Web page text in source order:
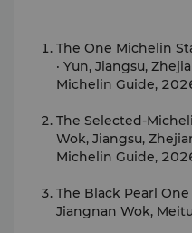
The One Michelin
· Yun, Jiangsu,
Michelin Guide,
The Selected-
Wok, Jiangsu,
Michelin Guide,
The Black Pearl
Jiangnan Wok,